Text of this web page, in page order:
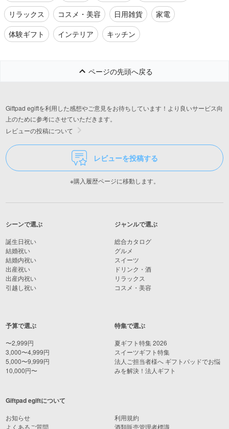
リラックス
コスメ・美容 日用雑貨
家電
体験ギフト
インテリア キッチン
ページの先頭へ戻る
Giftpad egiftを利用した感想やご意見をお待ちしています！より良いサービス向
上のために参考にさせていただきます。
レビューの投稿について
レビューを投稿する
※購入履歴ページに移動します。
シーンで選ぶ
誕生日祝い
結婚祝い
結婚内祝い
出産祝い
出産内祝い
引越し祝い
予算で選ぶ
〜2,999円
3,000〜4,999円
5,000〜9,999円
10,000円〜
ジャンルで選ぶ
総合カタログ
グルメ
スイーツ
ドリンク・酒
リラックス
コスメ・美容
特集で選ぶ
夏ギフト特集 2026
スイーツギフト特集
法人ご担当者様へ ギフトパッドでお悩
みを解決！法人ギフト
Giftpad egiftについて
お知らせ
よくあるご質問
利用規約
酒類販売管理者標識